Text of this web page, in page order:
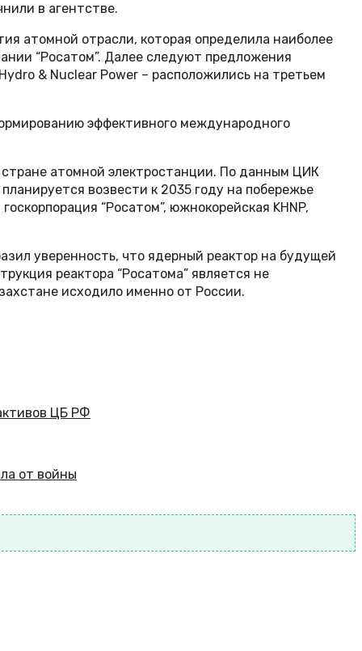
в агентстве.
атомной отрасли, которая определила наиболее
“Росатом”. Далее следуют предложения
& Nuclear Power – расположились на третьем
эффективного международного
стране атомной электростанции. По данным ЦИК
возвести к 2035 году на побережье
“Росатом”, южнокорейская KHNP,
уверенность, что ядерный реактор на будущей
реактора “Росатома” является не
исходило именно от России.